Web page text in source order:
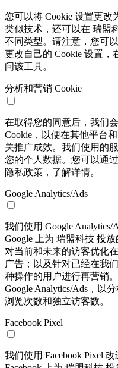
您可以将 Cookie 设置更改
类似技术，还可以在 瑞盟
不同类型。请注意，您可
更改自己的 Cookie 设置，
问该工具。
分析和营销 Cookie
在取得您的同意后，我们
Cookie，以便在其他平台
关推广成效。我们使用的
您的个人数据。您可以通
隐私政策，了解详情。
Google Analytics/Ads
我们使用 Google
Google 上为 瑞盟科技 投
对当前和未来的访客优化
广告；以及针对已经在我
种操作的用户进行再营销
Google Analytics/Ads，以
浏览次数和独立访客数。
Facebook Pixel
我们使用 Facebook Pixel